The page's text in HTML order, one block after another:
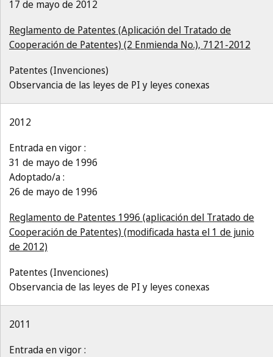
17 de mayo de 2012
Reglamento de Patentes (Aplicación del Tratado de
Cooperación de Patentes) (2 Enmienda No.), 7121-2012
Patentes (Invenciones)
Observancia de las leyes de PI y leyes conexas
2012
Entrada en vigor :
31 de mayo de 1996
Adoptado/a :
26 de mayo de 1996
Reglamento de Patentes 1996 (aplicación del Tratado de
Cooperación de Patentes) (modificada hasta el 1 de junio
de 2012)
Patentes (Invenciones)
Observancia de las leyes de PI y leyes conexas
2011
Entrada en vigor :